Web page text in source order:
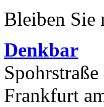
Bleiben Sie
Denkbar
Spohrstraße
Frankfurt